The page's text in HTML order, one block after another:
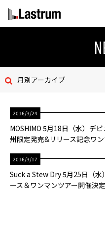
お問い合わせ
デモテープ
プライバシーポリシー
月別アーカイブ
2016/3/24
MOSHIMO 5月18日（水）デ
州限定発売&リリース記念ワ
2016/3/17
Suck a Stew Dry 5月25日（
ース＆ワンマンツアー開催決定